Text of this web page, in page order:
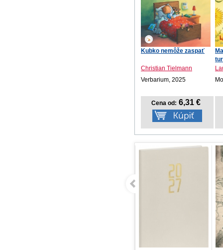
Kubko nemôže zaspať
Christian Tielmann
Verbarium, 2025
Cena od: 6,31 €